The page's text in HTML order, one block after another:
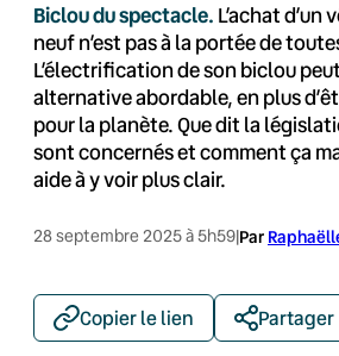
Biclou du spectacle. L’achat
neuf n’est pas à la portée de
L’électrification de son biclou
alternative abordable, en plus
pour la planète. Que dit la
sont concernés et comment ça
aide à y voir plus clair.
28 septembre 2025 à 5h59|Par
Copier le lien Partager